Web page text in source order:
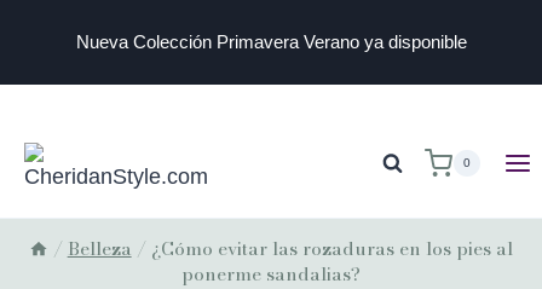
Nueva Colección Primavera Verano ya disponible
0
/ Belleza / ¿Cómo evitar las rozaduras en los pies al
ponerme sandalias?